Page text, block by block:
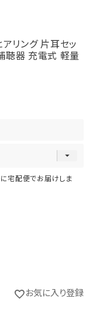
リング 片耳セッ
聴器 充電式 軽量
に宅配便でお届けしま
お気に入り登録